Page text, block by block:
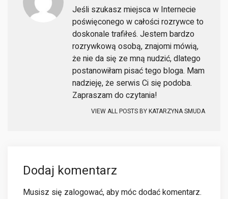
Jeśli szukasz miejsca w Internecie
poświęconego w całości rozrywce to
doskonale trafiłeś. Jestem bardzo
rozrywkową osobą, znajomi mówią,
że nie da się ze mną nudzić, dlatego
postanowiłam pisać tego bloga. Mam
nadzieję, że serwis Ci się podoba.
Zapraszam do czytania!
VIEW ALL POSTS BYKATARZYNA SMUDA
Dodaj komentarz
Musisz się zalogować, aby móc dodać komentarz.